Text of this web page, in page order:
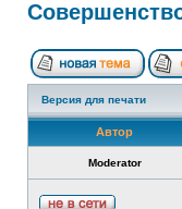
Версия для печати
Автор
Moderator